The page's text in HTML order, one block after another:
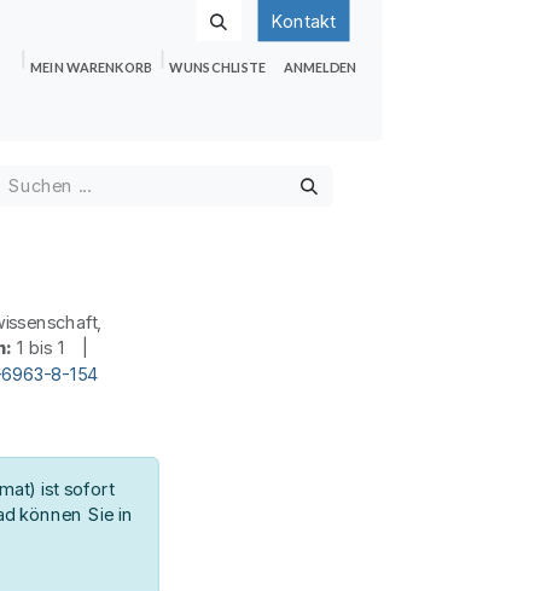
Kontakt
MEIN WARENKORB WUNSCHLISTE ANMELDEN
1 bis 1 |
8-154
ist sofort
können Sie in